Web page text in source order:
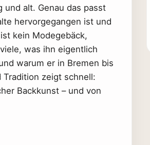
und alt. Genau das passt
hervorgegangen ist und
kein Modegebäck,
was ihn eigentlich
warum er in Bremen bis
zeigt schnell:
Backkunst – und von